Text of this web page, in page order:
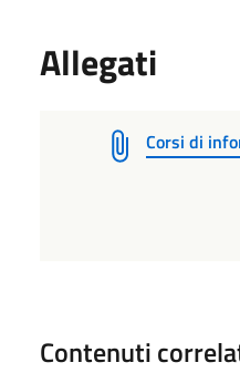
Allegati
Corsi di
Contenuti